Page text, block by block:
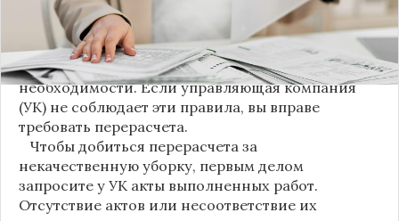
Новые нормы строго регламентируют частоту
уборки: мытье полов и лестниц должно
проводиться несколько раз в неделю, удаление
пыли – еженедельно, а уборка снега – по мере
необходимости. Если управляющая компания
(УК) не соблюдает эти правила, вы вправе
требовать перерасчета.
Чтобы добиться перерасчета за
некачественную уборку, первым делом
запросите у УК акты выполненных работ.
Отсутствие актов или несоответствие их